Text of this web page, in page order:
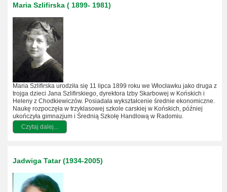
Maria Szlifirska ( 1899- 1981)
Maria Szlifirska urodziła się 11 lipca 1899 roku we Włocławku jako druga z
trojga dzieci Jana Szlifirskiego, dyrektora Izby Skarbowej w Końskich i
Heleny z Chodkiewiczów. Posiadała wykształcenie średnie ekonomiczne.
Naukę rozpoczęła w trzyklasowej szkole carskiej w Końskich, później
ukończyła gimnazjum i Średnią Szkołę Handlową w Radomiu.
Czytaj dalej...
Jadwiga Tatar (1934-2005)